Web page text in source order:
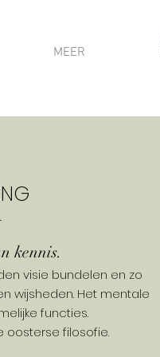
MEER
kennis.
visie bundelen en zo
wijsheden. Het mentale
functies.
oosterse filosofie.